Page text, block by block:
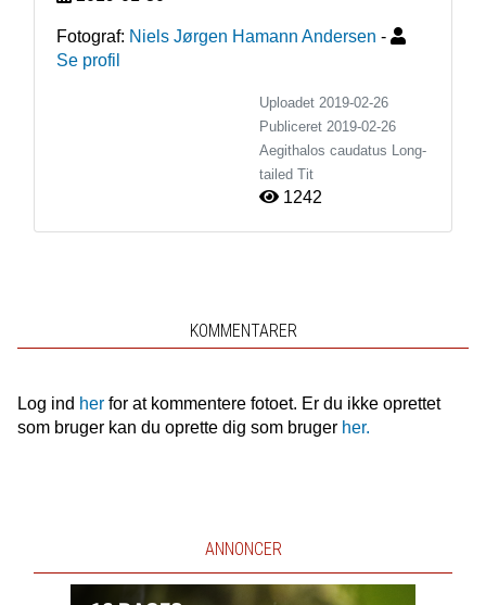
Fotograf: Niels Jørgen Hamann Andersen -
Se profil
Uploadet 2019-02-26
Publiceret 2019-02-26
Aegithalos caudatus Long-
tailed Tit
1242
KOMMENTARER
Log ind herfor at kommentere fotoet. Er du ikke oprettet
som bruger kan du oprette dig som bruger her.
ANNONCER